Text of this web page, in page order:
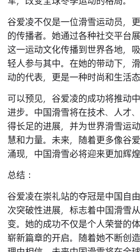
谷爱凌不仅是一位滑雪运动员，
的传播者。她通过各种社交平台
这一运动文化传播到世界各地，
轻人参与其中。在她的带动下，
动的代表，更是一种时尚和生活态
可以预见，谷爱凌的成功将推动
进步。中国滑雪将在技术、人才
得长足的进展，并为世界滑雪运
慧和力量。未来，随着更多像谷
涌现，中国滑雪必将迎来更加辉煌
总结：
谷爱凌在崇礼站的夺冠是中国自
次突破性进展，标志着中国滑雪
变。她的成功不仅是个人荣誉的
崭新篇章的开启。随着她不断创